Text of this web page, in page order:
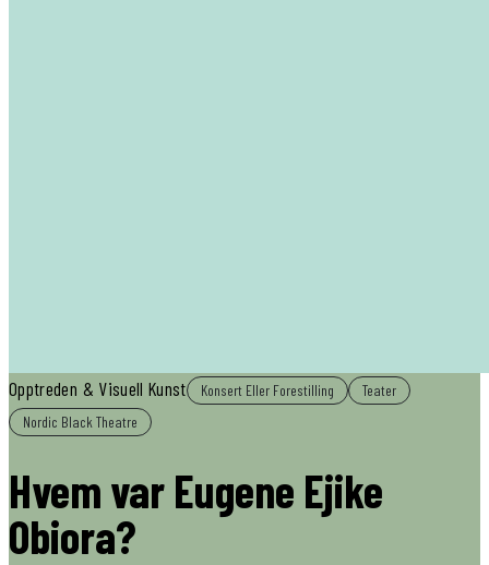
Opptreden & Visuell Kunst Konsert Eller Forestilling
Teater
Nordic Black Theatre
Hvem var Eugene Ejike
Obiora?